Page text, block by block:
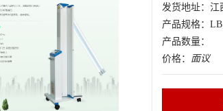
发货地址：江
产品规格：LB
产品数量：
价格： 面议